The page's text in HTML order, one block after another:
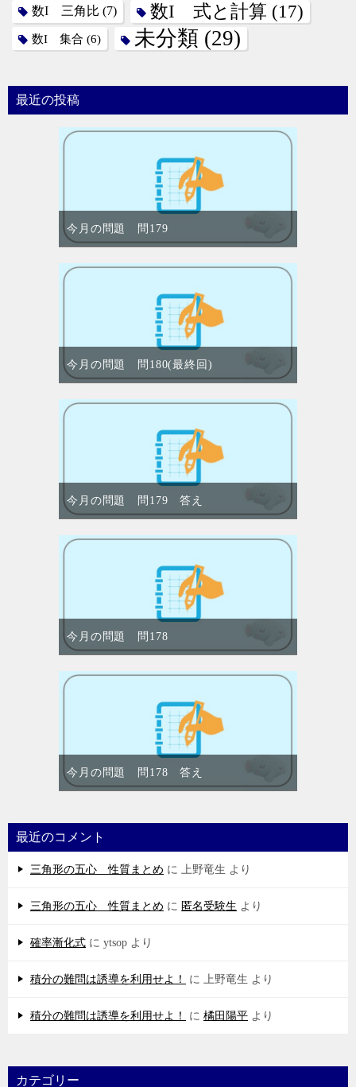
数I 三角比 (7) 数I 式と計算 (17)
数I 集合 (6) 未分類 (29)
最近の投稿
今月の問題 問179
今月の問題 問180(最終回)
今月の問題 問179 答え
今月の問題 問178
今月の問題 問178 答え
最近のコメント
三角形の五心 性質まとめ に 上野竜生 より
三角形の五心 性質まとめ に 匿名受験生 より
確率漸化式 に ytsop より
積分の難問は誘導を利用せよ！ に 上野竜生 より
積分の難問は誘導を利用せよ！ に 橘田陽平 より
カテゴリー